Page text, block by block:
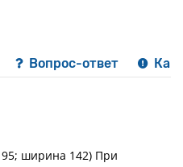
Вопрос-ответ Как
ширина 142) При